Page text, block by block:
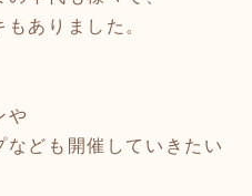
ありました。
や
ども開催していきたい